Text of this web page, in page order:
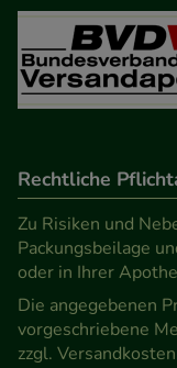
Rechtliche
Zu Risiken und
Packungsbeilage
oder in Ihrer
Die angegebenen
vorgeschriebene
zzgl.